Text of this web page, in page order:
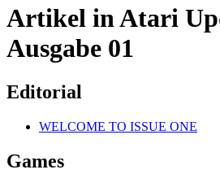
Artikel in Atari
Ausgabe 01
Editorial
WELCOME TO ISSUE ONE
Games